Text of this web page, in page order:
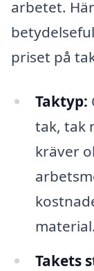
arbetet.
priset på
Taktyp:
tak, tak
kräver
material.
Takets